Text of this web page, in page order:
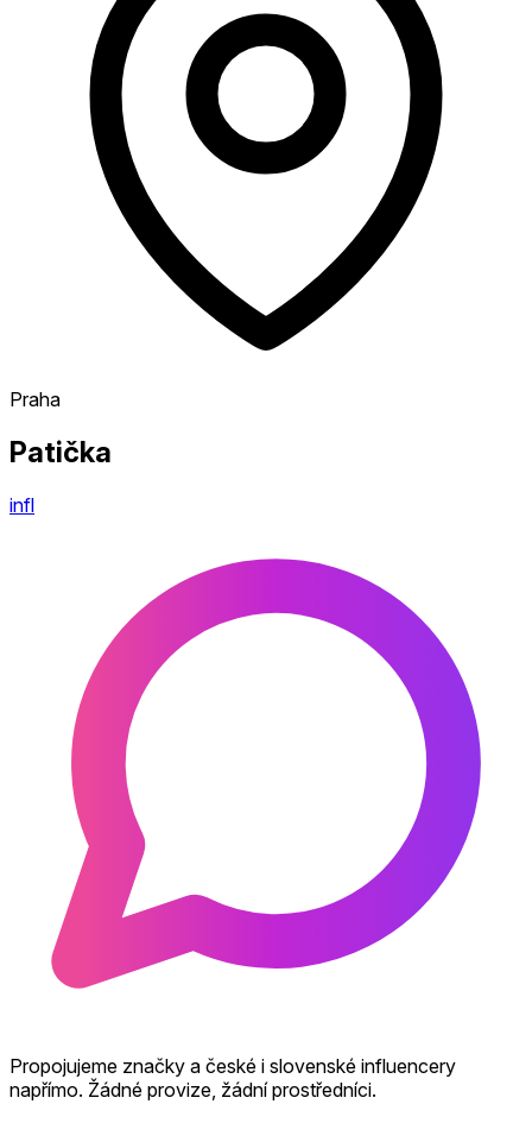
Praha
Patička
infl
Propojujeme značky a české i slovenské influencery
napřímo. Žádné provize, žádní prostředníci.